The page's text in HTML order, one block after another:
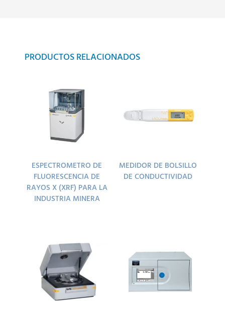
PRODUCTOS RELACIONADOS
ESPECTROMETRO DE
FLUORESCENCIA DE
RAYOS X (XRF) PARA LA
INDUSTRIA MINERA
MEDIDOR DE BOLSILLO
DE CONDUCTIVIDAD